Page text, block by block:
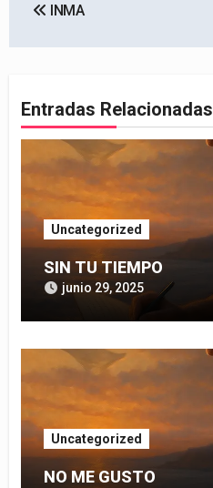
de
INMA
Entradas Relacionadas
Uncategorized
SIN TU TIEMPO
junio 29, 2025
Uncategorized
NO ME GUSTO